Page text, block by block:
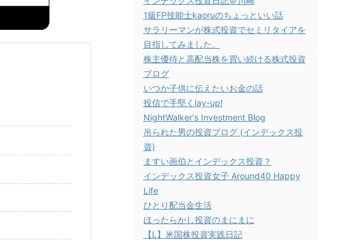
1級FP技能士kaoruのちょっといい話
サラリーマンが株式投資でセミリタイアを
目指してみました。
株主優待と高配当株を買い続ける株式投資
ブログ
いつか子供に伝えたいお金の話
投信で手堅くlay-up!
NightWalker's Investment Blog
吊られた男の投資ブログ (インデックス投
資)
ますい画伯とインデックス投資？
インデックス投資女子 Around40 Happy
Life
ひとり配当金生活
ほったらかし投資のまにまに
【L】米国株投資実践日記